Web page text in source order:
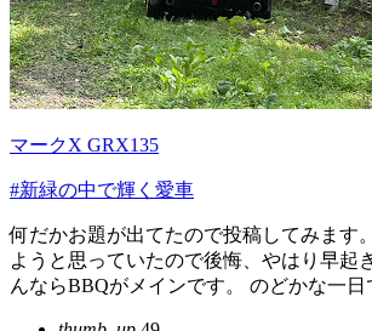
マークX GRX135
#新緑の中で輝く愛車
何だかお題が出てたので投稿してみます
ようと思っていたので後悔、やはり早起
んならBBQがメインです。 のどかな一日